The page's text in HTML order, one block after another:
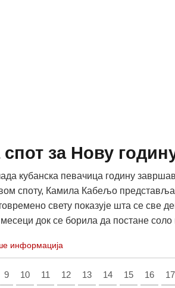
за Нову
кубанска певачица годину
споту, Камила Кабељо
свету показује шта се све
док се борила да постане соло
информација
9 10 11 12 13 14 15 16 17